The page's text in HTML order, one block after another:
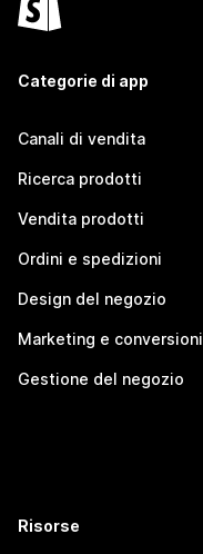
Categorie di app
Canali di vendita
Ricerca prodotti
Vendita prodotti
Ordini e spedizioni
Design del negozio
Marketing e conversioni
Gestione del negozio
Risorse